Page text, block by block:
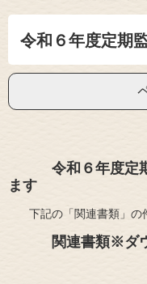
令和６年度定期
令和６年度定期
ます
下記の「関連書類」の
関連書類※ダウ